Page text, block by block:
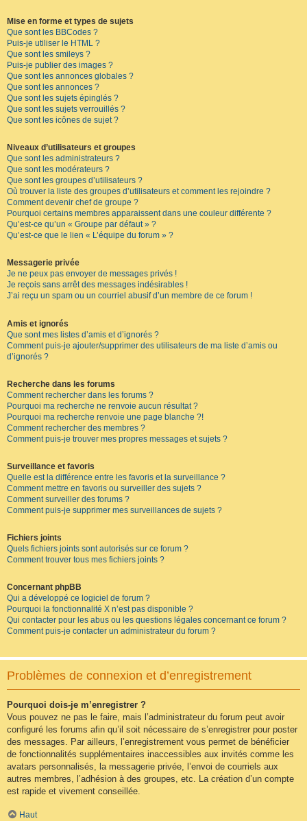
Mise en forme et types de sujets
Que sont les BBCodes ?
Puis-je utiliser le HTML ?
Que sont les smileys ?
Puis-je publier des images ?
Que sont les annonces globales ?
Que sont les annonces ?
Que sont les sujets épinglés ?
Que sont les sujets verrouillés ?
Que sont les icônes de sujet ?
Niveaux d’utilisateurs et groupes
Que sont les administrateurs ?
Que sont les modérateurs ?
Que sont les groupes d’utilisateurs ?
Où trouver la liste des groupes d’utilisateurs et comment les rejoindre ?
Comment devenir chef de groupe ?
Pourquoi certains membres apparaissent dans une couleur différente ?
Qu’est-ce qu’un « Groupe par défaut » ?
Qu’est-ce que le lien « L’équipe du forum » ?
Messagerie privée
Je ne peux pas envoyer de messages privés !
Je reçois sans arrêt des messages indésirables !
J’ai reçu un spam ou un courriel abusif d’un membre de ce forum !
Amis et ignorés
Que sont mes listes d’amis et d’ignorés ?
Comment puis-je ajouter/supprimer des utilisateurs de ma liste d’amis ou
d’ignorés ?
Recherche dans les forums
Comment rechercher dans les forums ?
Pourquoi ma recherche ne renvoie aucun résultat ?
Pourquoi ma recherche renvoie une page blanche ?!
Comment rechercher des membres ?
Comment puis-je trouver mes propres messages et sujets ?
Surveillance et favoris
Quelle est la différence entre les favoris et la surveillance ?
Comment mettre en favoris ou surveiller des sujets ?
Comment surveiller des forums ?
Comment puis-je supprimer mes surveillances de sujets ?
Fichiers joints
Quels fichiers joints sont autorisés sur ce forum ?
Comment trouver tous mes fichiers joints ?
Concernant phpBB
Qui a développé ce logiciel de forum ?
Pourquoi la fonctionnalité X n’est pas disponible ?
Qui contacter pour les abus ou les questions légales concernant ce forum ?
Comment puis-je contacter un administrateur du forum ?
Problèmes de connexion et d’enregistrement
Pourquoi dois-je m’enregistrer ?
Vous pouvez ne pas le faire, mais l’administrateur du forum peut avoir
configuré les forums afin qu’il soit nécessaire de s’enregistrer pour poster
des messages. Par ailleurs, l’enregistrement vous permet de bénéficier
de fonctionnalités supplémentaires inaccessibles aux invités comme les
avatars personnalisés, la messagerie privée, l’envoi de courriels aux
autres membres, l’adhésion à des groupes, etc. La création d’un compte
est rapide et vivement conseillée.
Haut